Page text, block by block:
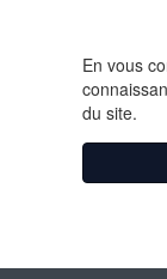
En vous
du site.